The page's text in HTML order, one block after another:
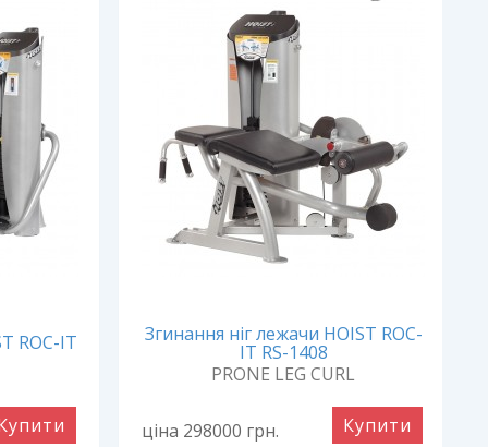
ROC-IT Згинання ніг лежачи HOIST ROC-
IT RS-1408
PRONE LEG CURL
ціна 298000 грн. Купити